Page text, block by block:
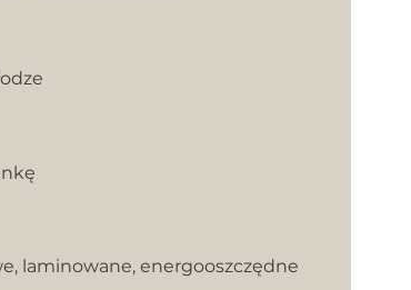
laminowane, energooszczędne